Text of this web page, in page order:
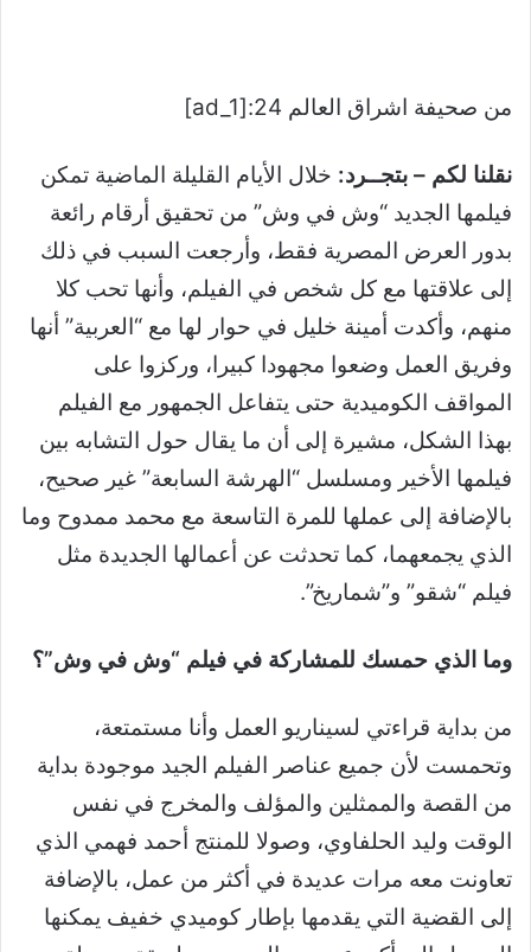
من صحيفة اشراق العالم 24:[ad_1]
نقلنا لكم – بتجــرد: خلال الأيام القليلة الماضية تمكن
فيلمها الجديد “وش في وش” من تحقيق أرقام رائعة
بدور العرض المصرية فقط، وأرجعت السبب في ذلك
إلى علاقتها مع كل شخص في الفيلم، وأنها تحب كلا
منهم، وأكدت أمينة خليل في حوار لها مع “العربية” أنها
وفريق العمل وضعوا مجهودا كبيرا، وركزوا على
المواقف الكوميدية حتى يتفاعل الجمهور مع الفيلم
بهذا الشكل، مشيرة إلى أن ما يقال حول التشابه بين
فيلمها الأخير ومسلسل “الهرشة السابعة” غير صحيح،
بالإضافة إلى عملها للمرة التاسعة مع محمد ممدوح وما
الذي يجمعهما، كما تحدثت عن أعمالها الجديدة مثل
فيلم “شقو” و”شماريخ”.
وما الذي حمسك للمشاركة في فيلم “وش في وش”؟
من بداية قراءتي لسيناريو العمل وأنا مستمتعة،
وتحمست لأن جميع عناصر الفيلم الجيد موجودة بداية
من القصة والممثلين والمؤلف والمخرج في نفس
الوقت وليد الحلفاوي، وصولا للمنتج أحمد فهمي الذي
تعاونت معه مرات عديدة في أكثر من عمل، بالإضافة
إلى القضية التي يقدمها بإطار كوميدي خفيف يمكنها